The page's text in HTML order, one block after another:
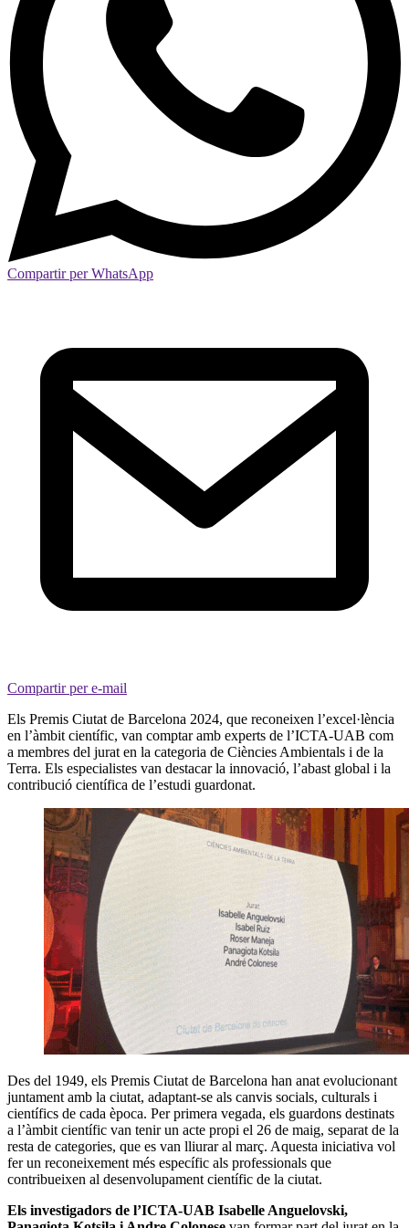
Compartir per WhatsApp
Compartir per e-mail
Els Premis Ciutat de Barcelona 2024, que reconeixen l’excel·lència
en l’àmbit científic, van comptar amb experts de l’ICTA-UAB com
a membres del jurat en la categoria de Ciències Ambientals i de la
Terra. Els especialistes van destacar la innovació, l’abast global i la
contribució científica de l’estudi guardonat.
Des del 1949, els Premis Ciutat de Barcelona han anat evolucionant
juntament amb la ciutat, adaptant-se als canvis socials, culturals i
científics de cada època. Per primera vegada, els guardons destinats
a l’àmbit científic van tenir un acte propi el 26 de maig, separat de la
resta de categories, que es van lliurar al març. Aquesta iniciativa vol
fer un reconeixement més específic als professionals que
contribueixen al desenvolupament científic de la ciutat.
Els investigadors de l’ICTA-UAB Isabelle Anguelovski,